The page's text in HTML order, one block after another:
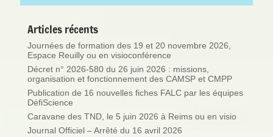
Articles récents
Journées de formation des 19 et 20 novembre 2026,
Espace Reuilly ou en visioconférence
Décret n° 2026-580 du 26 juin 2026 : missions,
organisation et fonctionnement des CAMSP et CMPP
Publication de 16 nouvelles fiches FALC par les équipes
DéfiScience
Caravane des TND, le 5 juin 2026 à Reims ou en visio
Journal Officiel – Arrêté du 16 avril 2026